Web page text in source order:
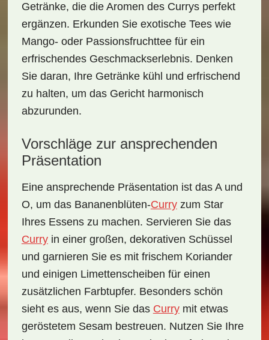
Getränke, die die Aromen des Currys perfekt
ergänzen. Erkunden Sie exotische Tees wie
Mango- oder Passionsfruchtteefür ein
erfrischendes Geschmackserlebnis. Denken
Sie daran, Ihre Getränke kühl und erfrischend
zu halten, um das Gericht harmonisch
abzurunden.
Vorschläge zur ansprechenden
Präsentation
Eine ansprechende Präsentation ist das A und
O, um das Bananenblüten-Curryzum Star
Ihres Essens zu machen. Servieren Sie das
Curryin einer großen, dekorativen Schüssel
und garnieren Sie es mit frischem Koriander
und einigen Limettenscheiben für einen
zusätzlichen Farbtupfer. Besonders schön
sieht es aus, wenn Sie das Currymit etwas
geröstetem Sesam bestreuen. Nutzen Sie Ihre